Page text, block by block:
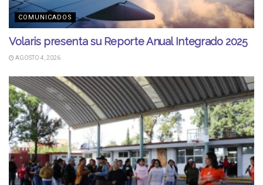
COMUNICADOS
Volaris presenta su Reporte Anual Integrado 2025
AGOSTO 4, 2026